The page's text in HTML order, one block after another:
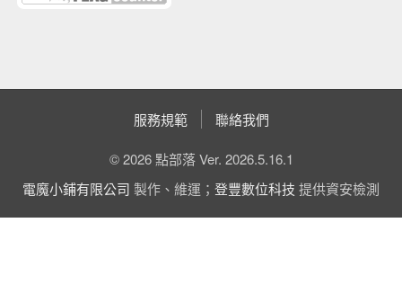
服務規範 聯絡我們
© 2026 點部落 Ver. 2026.5.16.1
電魔小鋪有限公司 製作、維運； 登豐數位科技 提供資安檢測